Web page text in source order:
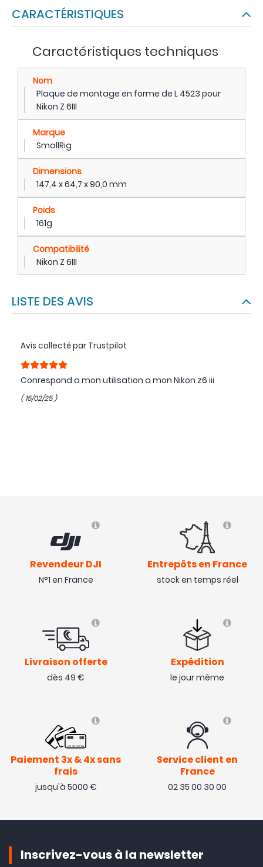
CARACTÉRISTIQUES
Caractéristiques techniques
Nom
Plaque de montage en forme de L 4523 pour
Nikon Z 6III
Marque
SmallRig
Dimensions
147,4 x 64,7 x 90,0 mm
Poids
161g
Compatibilité
Nikon Z 6III
LISTE DES AVIS
Avis collecté par Trustpilot
Conrespond a mon utilisation a mon Nikon z6 iii
( 15/02/25 )
Revendeur DJI
N°1 en France
Entrepôts en France
stock en temps réel
Livraison offerte
dès 49 €
Expédition
le jour même
Paiement 3x & 4x sans
frais
jusqu'à 5000 €
Service client en
France
02 35 00 30 00
Inscrivez-vous à la newsletter